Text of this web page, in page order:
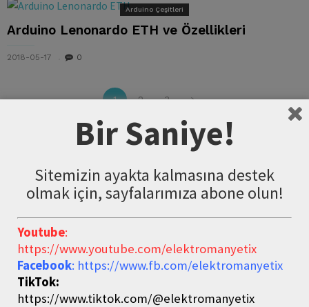
Arduino Çeşitleri
Arduino Lenonardo ETH ve Özellikleri
2018-05-17 0
1 2 3
Bir Saniye!
Sitemizin ayakta kalmasına destek
olmak için, sayfalarımıza abone olun!
Youtube:
https://www.youtube.com/elektromanyetix
Facebook: https://www.fb.com/elektromanyetix
TikTok:
https://www.tiktok.com/@elektromanyetix